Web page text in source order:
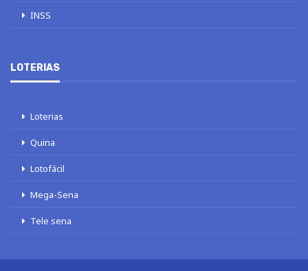
INSS
LOTERIAS
Loterias
Quina
Lotofácil
Mega-Sena
Tele sena